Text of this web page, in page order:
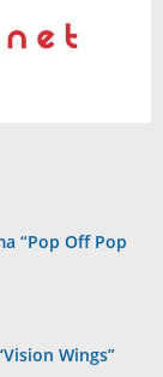
“Pop Off Pop
Wings”